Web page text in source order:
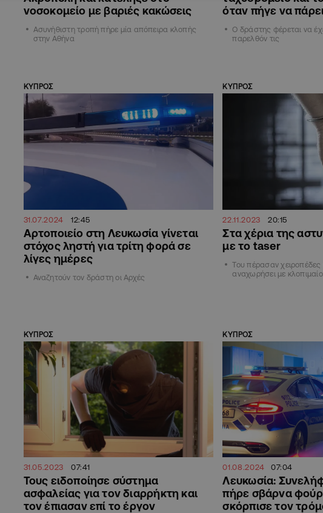
νοσοκομείο με βαριές κακώσεις
Ασυνήθιστη τροπή πήρε μία απόπειρα κλοπής
στην Αθήνα
όταν πήγε να
Ο δράστης φέρεται να
παρελθόν τις
ΚΥΠΡΟΣ
31.07.2024 12:45
Αρτοποιείο στη Λευκωσία γίνεται
στόχος ληστή για τρίτη φορά σε
λίγες ημέρες
Αναζητούν τον δράστη οι Αρχές
ΚΥΠΡΟΣ
22.11.2023 20:15
Στα χέρια της
με το taser
Του πέρασαν χειροπέδες
αναχωρήσει με
ΚΥΠΡΟΣ
31.05.2023 07:41
Τους ειδοποίησε σύστημα
ασφαλείας για τον διαρρήκτη και
τον έπιασαν επί το έργον
ΚΥΠΡΟΣ
01.08.2024 07:04
Λευκωσία:
πήρε σβάρνα
σκόρπισε τον